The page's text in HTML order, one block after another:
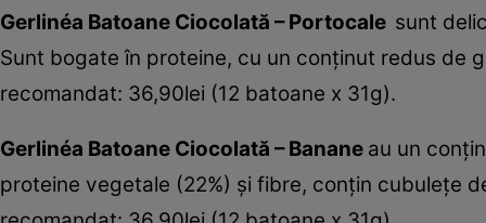
Gerlinéa Batoane Ciocolată – Portocale sunt
Sunt bogate în proteine, cu un conţinut redus de
recomandat: 36,90lei (12 batoane x 31g).
Gerlinéa Batoane Ciocolată – Banane au un
proteine vegetale (22%) şi fibre, conţin cubuleţe